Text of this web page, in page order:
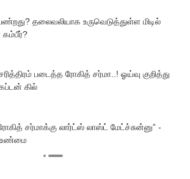
பண்றது? தலைவலியாக உருவெடுத்துள்ள மிடில்
கம்பீர்?
படைத்த ரோகித் சர்மா..! ஓய்வு குறித்து
கில்
சர்மாக்கு லார்ட்ஸ் லாஸ்ட் மேட்ச்சுன்னு” -
உண்மை